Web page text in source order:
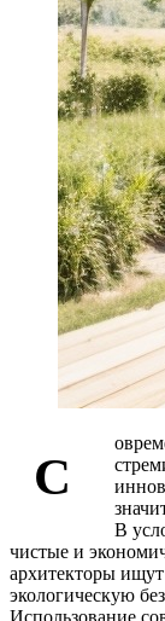
С
В
чистые и
архитекторы
экологическую
Использование